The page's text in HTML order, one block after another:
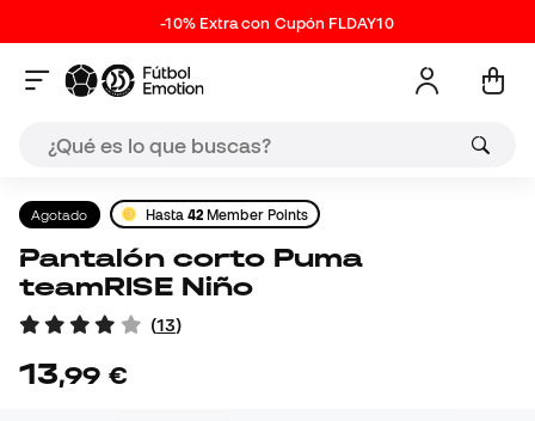
-10% Extra con Cupón FLDAY10
Agotado Hasta42 Member Points
Pantalón corto Puma
teamRISE Niño
(13)
13,99 €